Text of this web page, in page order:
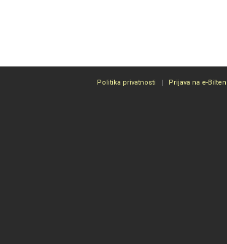
Politika privatnosti Prijava na e-Bilten